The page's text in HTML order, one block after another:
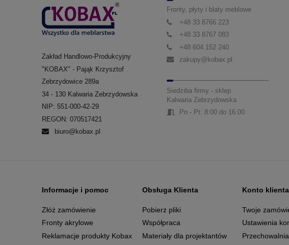
Zakład Handlowo-Produkcyjny
"KOBAX" - Pająk Krzysztof
Zebrzydowice 289a
34 - 130 Kalwaria Zebrzydowska
NIP: 551-000-42-29
REGON: 070517421
biuro@kobax.pl
Fronty, płyty i blaty meblowe
+48 33 8766 223
+48 33 8767 083
+48 604 152 240
zakupy@kobax.pl
Siedziba firmy - sklep
Kalwaria Zebrzydowska
Pn - Pt: 8:00 do 16:00
Informacje i pomoc
Złóż zamówienie
Fronty akrylowe
Reklamacje produkty Kobax
Obsługa Klienta
Pobierz pliki
Współpraca
Materiały dla projektantów
Konto klienta
Twoje
Ustawienia
Przechowalnia